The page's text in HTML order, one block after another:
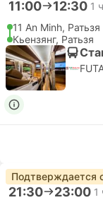
11:00 12:30 1
11 An Minh, Ратьзя
Кьензянг, Ратьзя
Подтверждается
21:30 23:00 1